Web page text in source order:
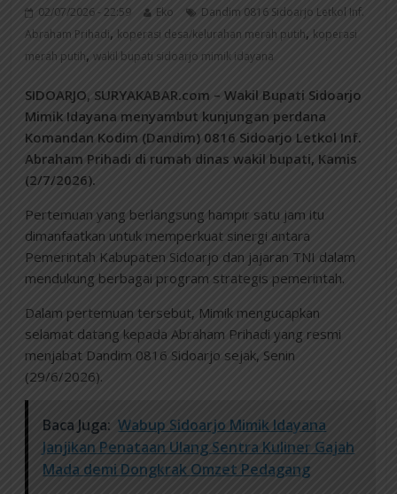
02/07/2026 - 22:59 Eko
Dandim 0816 Sidoarjo Letkol Inf.
Abraham Prihadi , koperasi desa/kelurahan merah putih, koperasi
merah putih,wakil bupati sidoarjo mimik idayana
SIDOARJO, SURYAKABAR.com – Wakil Bupati Sidoarjo
Mimik Idayana menyambut kunjungan perdana
Komandan Kodim (Dandim) 0816 Sidoarjo Letkol Inf.
Abraham Prihadi di rumah dinas wakil bupati, Kamis
(2/7/2026).
Pertemuan yang berlangsung hampir satu jam itu
dimanfaatkan untuk memperkuat sinergi antara
Pemerintah Kabupaten Sidoarjo dan jajaran TNI dalam
mendukung berbagai program strategis pemerintah.
Dalam pertemuan tersebut, Mimik mengucapkan
selamat datang kepada Abraham Prihadi yang resmi
menjabat Dandim 0816 Sidoarjo sejak, Senin
(29/6/2026).
Baca Juga: Wabup Sidoarjo Mimik Idayana
Janjikan Penataan Ulang Sentra Kuliner Gajah
Mada demi Dongkrak Omzet Pedagang